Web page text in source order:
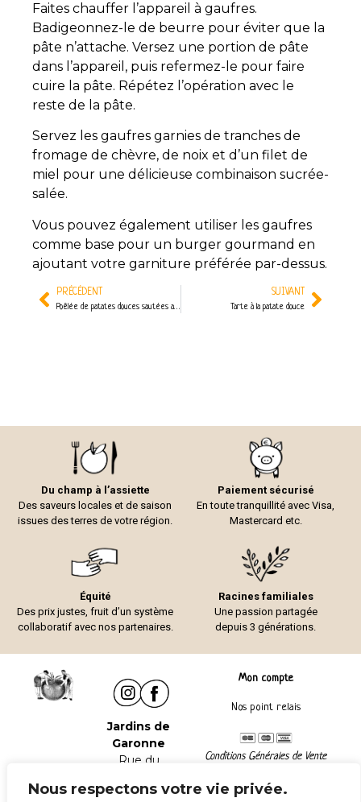
Nous respectons votre vie privée.
Faites chauffer l’appareil à gaufres.
Badigeonnez-le de beurre pour éviter que la
pâte n’attache. Versez une portion de pâte
dans l’appareil, puis refermez-le pour faire
cuire la pâte. Répétez l’opération avec le
reste de la pâte.
Servez les gaufres garnies de tranches de
fromage de chèvre, de noix et d’un filet de
miel pour une délicieuse combinaison sucrée-
salée.
Vous pouvez également utiliser les gaufres
comme base pour un burger gourmand en
ajoutant votre garniture préférée par-dessus.
PRÉCÉDENT
Poêlée de patates douces sautées aux oignons, à l’ail et au thym
SUIVANT
Tarte à la patate douce
Du champ à l’assiette
Des saveurs locales et de saison
issues des terres de votre région.
Paiement sécurisé
En toute tranquillité avec Visa,
Mastercard etc.
Équité
Des prix justes, fruit d’un système
collaboratif avec nos partenaires.
Racines familiales
Une passion partagée
depuis 3 générations.
Jardins de
Garonne
Rue du
47240
Mon compte
Nos point relais
Conditions Générales de Vente